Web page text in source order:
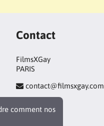
comment nos
Contact
FilmsXGay
PARIS
contact@filmsxgay.com